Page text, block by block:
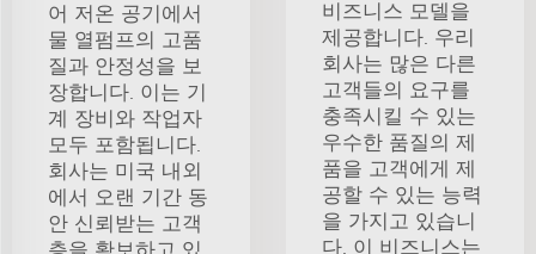
어 저온 공기에서
물 열펌프의 고품
질과 안정성을 보
장합니다. 이는 기
계 장비와 작업자
모두 포함됩니다.
회사는 미국 내외
에서 오랜 기간 동
안 신뢰받는 고객
비즈니스 모델을
제공합니다. 우리
회사는 많은 다른
고객들의 요구를
충족시킬 수 있는
우수한 품질의 제
품을 고객에게 제
공할 수 있는 능력
을 가지고 있습니
다. 이 비즈니스는